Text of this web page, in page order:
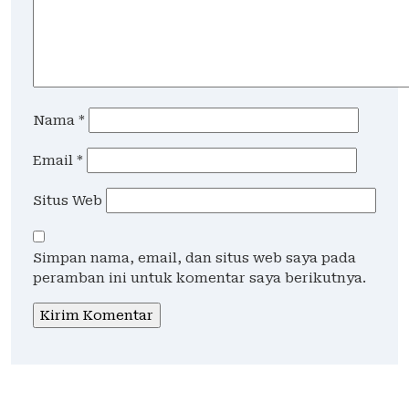
Nama *
Email *
Situs Web
Simpan nama, email, dan situs web saya pada
peramban ini untuk komentar saya berikutnya.